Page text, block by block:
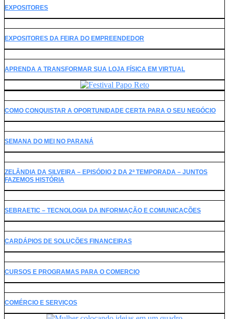
EXPOSITORES
EXPOSITORES DA FEIRA DO EMPREENDEDOR
APRENDA A TRANSFORMAR SUA LOJA FÍSICA EM VIRTUAL
COMO CONQUISTAR A OPORTUNIDADE CERTA PARA O SEU NEGÓCIO
SEMANA DO MEI NO PARANÁ
ZELÂNDIA DA SILVEIRA – EPISÓDIO 2 DA 2ª TEMPORADA – JUNTOS
FAZEMOS HISTÓRIA
SEBRAETIC – TECNOLOGIA DA INFORMAÇÃO E COMUNICAÇÕES
CARDÁPIOS DE SOLUÇÕES FINANCEIRAS
CURSOS E PROGRAMAS PARA O COMERCIO
COMÉRCIO E SERVIÇOS